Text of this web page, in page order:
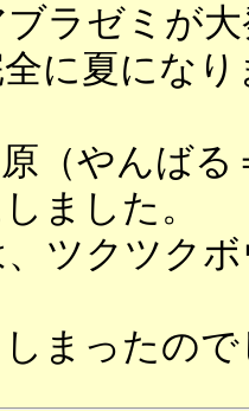
ラゼミが
に夏にな
（やんば
ました。
ツクツク
まったの